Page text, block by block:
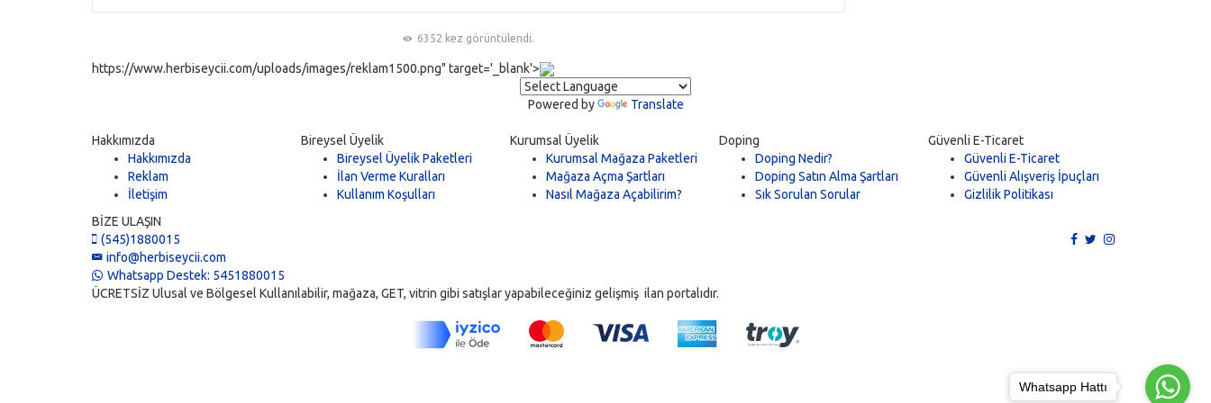
6352 kez görüntülendi.
https://www.herbiseycii.com/uploads/images/reklam1500.png" target='_blank'>
Powered by Translate
Hakkımızda
Hakkımızda
Reklam
İletişim
Bireysel Üyelik
Bireysel Üyelik Paketleri
İlan Verme Kuralları
Kullanım Koşulları
Kurumsal Üyelik
Kurumsal Mağaza Paketleri
Mağaza Açma Şartları
Nasıl Mağaza Açabilirim?
Doping
Doping Nedir?
Doping Satın Alma Şartları
Sık Sorulan Sorular
Güvenli E-Ticaret
Güvenli E-Ticaret
Güvenli Alışveriş İpuçları
Gizlilik Politikası
BİZE ULAŞIN
(545)1880015
info@herbiseycii.com
Whatsapp Destek: 5451880015
ÜCRETSİZ Ulusal ve Bölgesel Kullanılabilir, mağaza, GET, vitrin gibi satışlar yapabileceğiniz gelişmiş ilan portalıdır.
Whatsapp Hattı